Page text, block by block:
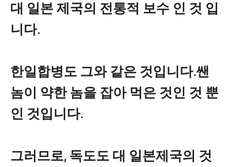
대 일본 제국의 전통적 보수 인 것 입
니다.
한일합병도 그와 같은 것입니다.쌘
놈이 약한 놈을 잡아 먹은 것인 것 뿐
인 것입니다.
그러므로, 독도도 대 일본제국의 것